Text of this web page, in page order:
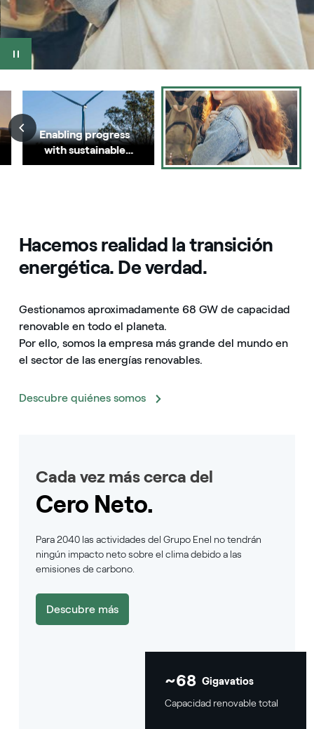
Enabling progress
with sustainable
energy
Hacemos realidad la transición
energética. De verdad.
Gestionamos aproximadamente 68 GW de capacidad
renovable en todo el planeta.
Por ello, somos la empresa más grande del mundo en
el sector de las energías renovables.
Descubre quiénes somos
Cada vez más cerca del
Cero Neto.
Para 2040 las actividades del Grupo Enel no tendrán
ningún impacto neto sobre el clima debido a las
emisiones de carbono.
Descubre más
~68 Gigavatios
Capacidad renovable total